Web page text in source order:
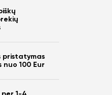
pristatymas
nuo 100 Eur